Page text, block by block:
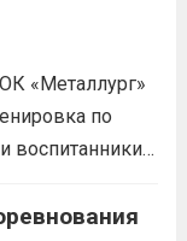
здорового
прохождения
«Металлург»
по
воспитанники
владения